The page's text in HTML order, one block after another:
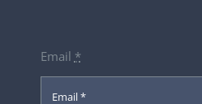
Email *